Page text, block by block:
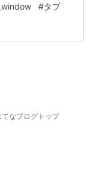
'正常系' do
#タブ
てなブログトップ